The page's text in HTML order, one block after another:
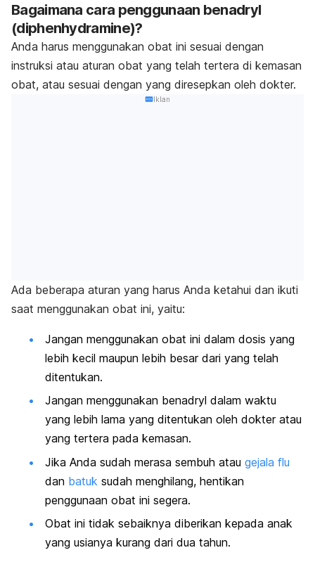
Bagaimana cara penggunaan benadryl
(diphenhydramine)?
Anda harus menggunakan obat ini sesuai dengan
instruksi atau aturan obat yang telah tertera di kemasan
obat, atau sesuai dengan yang diresepkan oleh dokter.
Iklan
Ada beberapa aturan yang harus Anda ketahui dan ikuti
saat menggunakan obat ini, yaitu:
Jangan menggunakan obat ini dalam dosis yang
lebih kecil maupun lebih besar dari yang telah
ditentukan.
Jangan menggunakan benadryl dalam waktu
yang lebih lama yang ditentukan oleh dokter atau
yang tertera pada kemasan.
Jika Anda sudah merasa sembuh atau gejala flu
dan batuk sudah menghilang, hentikan
penggunaan obat ini segera.
Obat ini tidak sebaiknya diberikan kepada anak
yang usianya kurang dari dua tahun.